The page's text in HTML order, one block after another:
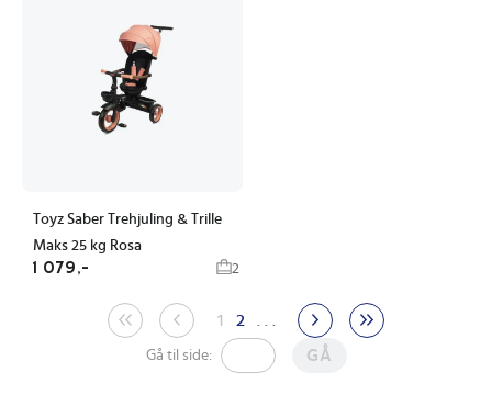
Toyz Saber Trehjuling & Trille
Maks 25 kg Rosa
1 079,- 2
1 2
Gå til side: GÅ